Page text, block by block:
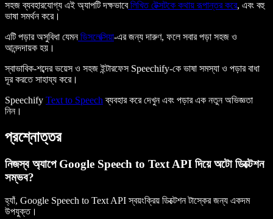
সহজ ব্যবহারযোগ্য এই অ্যাপটি দক্ষভাবেলিখিত টেক্সটকে কথায় রূপান্তর করে, এবং বহু
ভাষা সমর্থন করে।
এটি পড়ার অসুবিধা যেমনডিসলেক্সিয়া-এর জন্য দারুণ, ফলে সবার পড়া সহজ ও
আনন্দদায়ক হয়।
স্বাভাবিক-শব্দের ভয়েস ও সহজ ইন্টারফেস Speechify-কে ভাষা সমস্যা ও পড়ার বাধা
দূর করতে সাহায্য করে।
Speechify Text to Speech ব্যবহার করে দেখুন এবং পড়ার এক নতুন অভিজ্ঞতা
নিন।
প্রশ্নোত্তর
নিজস্ব অ্যাপে Google Speech to Text API দিয়ে অটো ডিক্টেশন
সম্ভব?
হ্যাঁ, Google Speech to Text API স্বয়ংক্রিয় ডিক্টেশন টাস্কের জন্য একদম
উপযুক্ত।